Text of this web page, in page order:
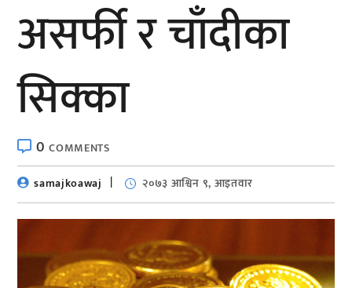
असर्फी र चाँदीका
सिक्का
0COMMENTS
samajkoawaj
२०७३ आश्विन ९, आइतवार